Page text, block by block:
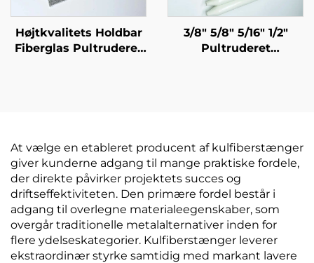
Højtkvalitets Holdbar
Fiberglas Pultruderet
3/8" 5/8" 5/16" 1/2"
Pultruderet
At vælge en etableret producent af kulfiberstænger
giver kunderne adgang til mange praktiske fordele,
der direkte påvirker projektets succes og
driftseffektiviteten. Den primære fordel består i
adgang til overlegne materialeegenskaber, som
overgår traditionelle metalalternativer inden for
flere ydelseskategorier. Kulfiberstænger leverer
ekstraordinær styrke samtidig med markant lavere